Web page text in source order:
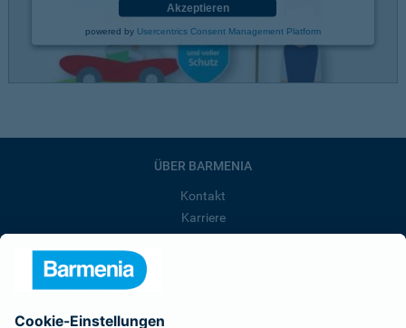
Akzeptieren
powered by Usercentrics Consent Management Platform
ÜBER BARMENIA
Kontakt
Karriere